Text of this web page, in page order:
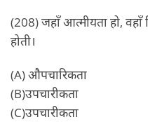
(208) जहाँ आत्मीयता हो, वहाँ
होती।
(A) औपचारिकता
(B)उपचारीकता
(C)उपचारीकता